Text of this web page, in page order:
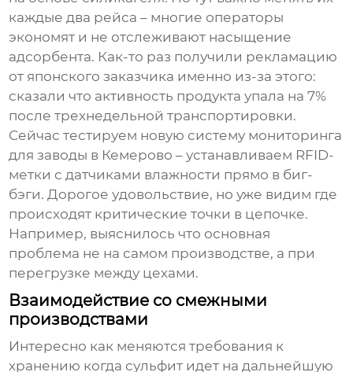
каждые два рейса – многие операторы
экономят и не отслеживают насыщение
адсорбента. Как-то раз получили рекламацию
от японского заказчика именно из-за этого:
сказали что активность продукта упала на 7%
после трехнедельной транспортировки.
Сейчас тестируем новую систему мониторинга
длязаводы в Кемерово – устанавливаем RFID-
метки с датчиками влажности прямо в биг-
бэги. Дорогое удовольствие, но уже видим где
происходят критические точки в цепочке.
Например, выяснилось что основная
проблема не на самом производстве, а при
перегрузке между цехами.
Взаимодействие со смежными
производствами
Интересно как меняются требования к
хранению когда сульфит идет на дальнейшую